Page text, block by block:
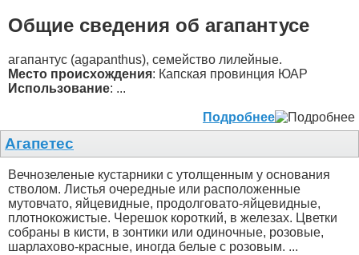
Общие сведения об агапантусе
агапантус (agapanthus), семейство лилейные.
Место происхождения: Капская провинция ЮАР
Использование: ...
Подробнее
Агапетес
Вечнозеленые кустарники с утолщенным у основания
стволом. Листья очередные или расположенные
мутовчато, яйцевидные, продолговато-яйцевидные,
плотнокожистые. Черешок короткий, в железах. Цветки
собраны в кисти, в зонтики или одиночные, розовые,
шарлахово-красные, иногда белые с розовым. ...